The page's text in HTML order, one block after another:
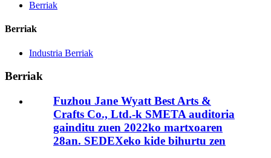
Berriak
Berriak
Industria Berriak
Berriak
Fuzhou Jane Wyatt Best Arts &
Crafts Co., Ltd.-k SMETA auditoria
gainditu zuen 2022ko martxoaren
28an. SEDEXeko kide bihurtu zen